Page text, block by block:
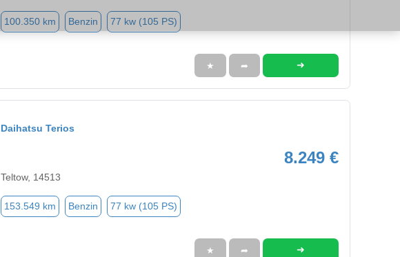
100.350 km Benzin 77 kw (105 PS)
★ ➦ ➜
Daihatsu Terios
8.249 €
Teltow, 14513
153.549 km Benzin 77 kw (105 PS)
★ ➦ ➜